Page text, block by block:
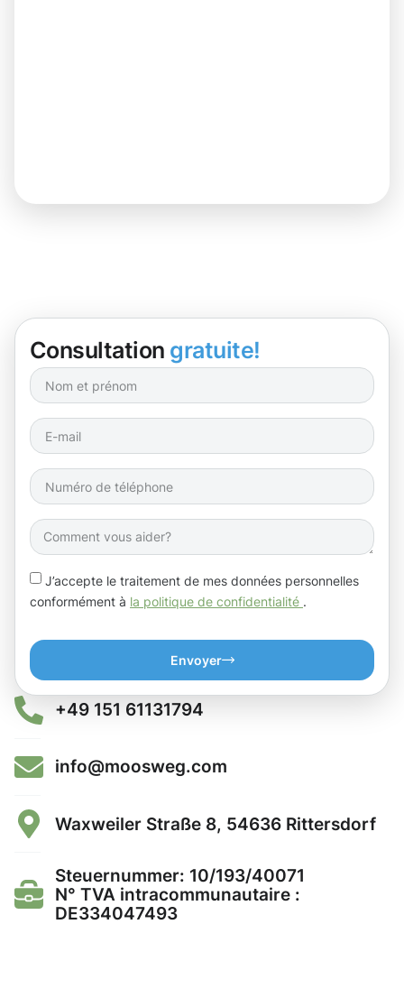
Consultation gratuite!
J’accepte le traitement de mes données personnelles
conformément à la politique de confidentialité .
Envoyer
+49 151 61131794
info@moosweg.com
Waxweiler Straße 8, 54636 Rittersdorf
Steuernummer: 10/193/40071
N° TVA intracommunautaire :
DE334047493